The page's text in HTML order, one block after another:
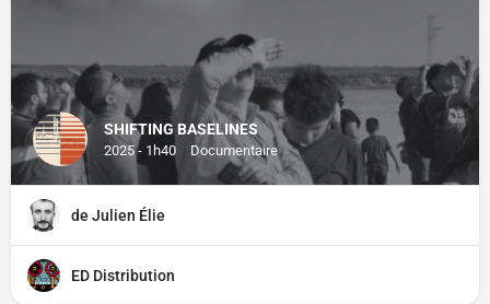
SHIFTING BASELINES
2025 - 1h40 Documentaire
de Julien Élie
ED Distribution